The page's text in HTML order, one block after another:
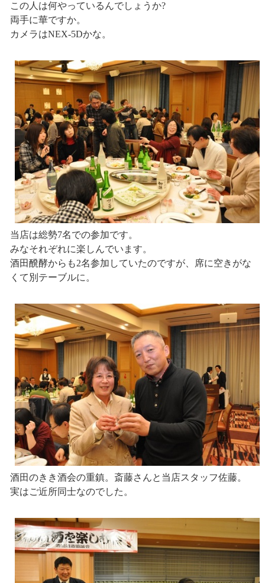
この人は何やっているんでしょうか?
両手に華ですか。
カメラはNEX-5Dかな。
当店は総勢7名での参加です。
みなそれぞれに楽しんでいます。
酒田醗酵からも2名参加していたのですが、席に空きがな
くて別テーブルに。
酒田のきき酒会の重鎮。斎藤さんと当店スタッフ佐藤。
実はご近所同士なのでした。